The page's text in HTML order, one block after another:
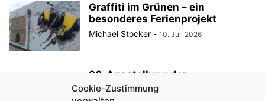
Cookie-Zustimmung
Graffiti im Grünen – ein
besonderes Ferienprojekt
Michael Stocker - 10. Juli 2026
30. Ausstellung der
StadtRaumBoxen am
KulturQuartier Schauspielhaus